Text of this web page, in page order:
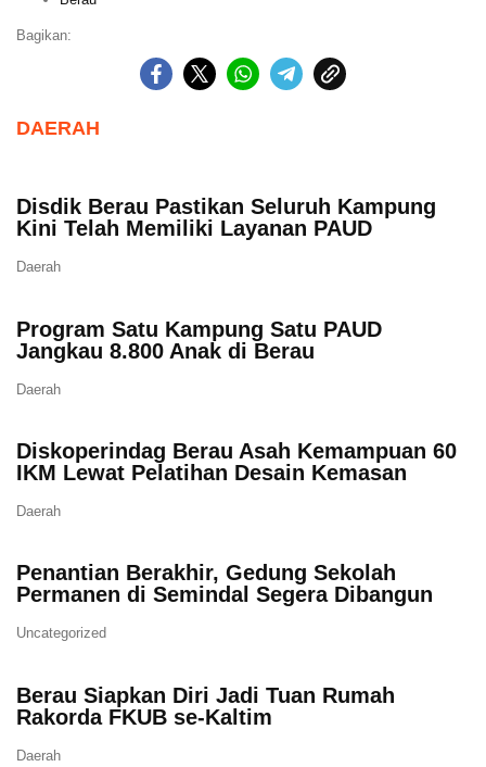
Bagikan:
DAERAH
Disdik Berau Pastikan Seluruh Kampung
Kini Telah Memiliki Layanan PAUD
Daerah
Program Satu Kampung Satu PAUD
Jangkau 8.800 Anak di Berau
Daerah
Diskoperindag Berau Asah Kemampuan 60
IKM Lewat Pelatihan Desain Kemasan
Daerah
Penantian Berakhir, Gedung Sekolah
Permanen di Semindal Segera Dibangun
Uncategorized
Berau Siapkan Diri Jadi Tuan Rumah
Rakorda FKUB se-Kaltim
Daerah